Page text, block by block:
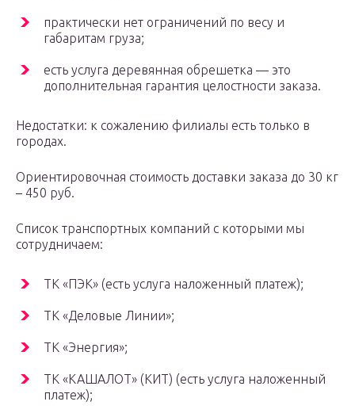
практически нет ограничений по весу и
габаритам груза;
есть услуга деревянная обрешетка — это
дополнительная гарантия целостности заказа.
Недостатки: к сожалению филиалы есть только в
городах.
Ориентировочная стоимость доставки заказа до 30 кг
– 450 руб.
Список транспортных компаний с которыми мы
сотрудничаем:
ТК «ПЭК» (есть услуга наложенный платеж);
ТК «Деловые Линии»;
ТК «Энергия»;
ТК «КАШАЛОТ» (КИТ) (есть услуга наложенный
платеж);